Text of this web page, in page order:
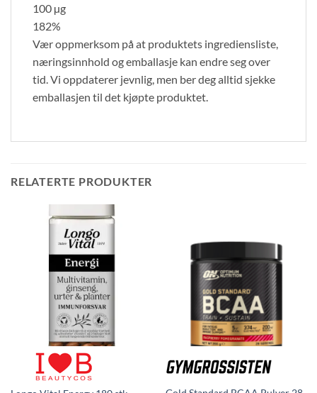
100 µg
182%
Vær oppmerksom på at produktets ingrediensliste,
næringsinnhold og emballasje kan endre seg over
tid. Vi oppdaterer jevnlig, men ber deg alltid sjekke
emballasjen til det kjøpte produktet.
RELATERTE PRODUKTER